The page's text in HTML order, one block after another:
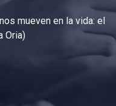
mueven en la vida: el
Oria)